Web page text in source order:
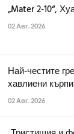
„Mater 2-10“,
02 Авг. 2026
Най-честите
хавлиени
02 Авг. 2026